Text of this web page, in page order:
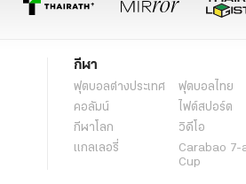
กีฬา
ฟุตบอลต่่างประเทศ
ฟุตบอลไทย
คอลัมน์
ไฟต์สปอร์ต
กีฬาโลก
วิดีโอ
แกลเลอรี่
Carabao 7-
Cup